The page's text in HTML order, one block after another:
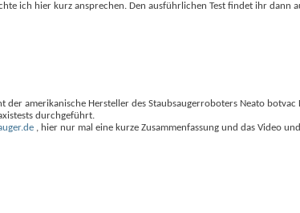
ich hier kurz ansprechen. Den ausführlichen Test findet ihr dann
amerikanische Hersteller des Staubsaugerroboters Neato
durchgeführt.
, hier nur mal eine kurze Zusammenfassung und das Video